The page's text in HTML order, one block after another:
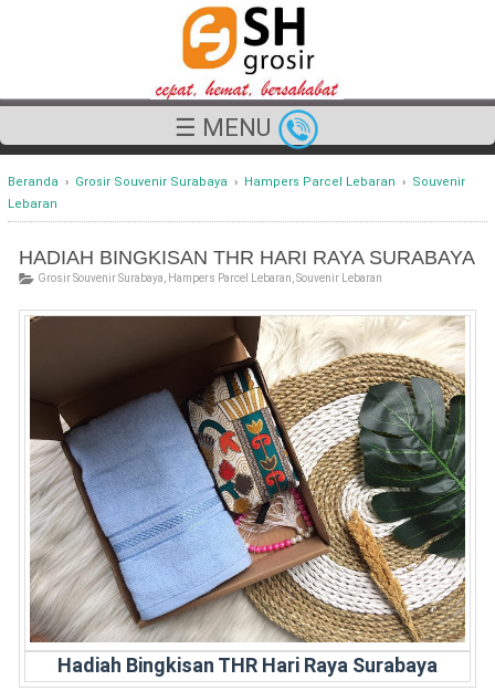
☰ MENU
Beranda › Grosir Souvenir Surabaya › Hampers Parcel Lebaran › Souvenir
Lebaran
HADIAH BINGKISAN THR HARI RAYA SURABAYA
Grosir Souvenir Surabaya Hampers Parcel Lebaran Souvenir Lebaran
Hadiah Bingkisan THR Hari Raya Surabaya